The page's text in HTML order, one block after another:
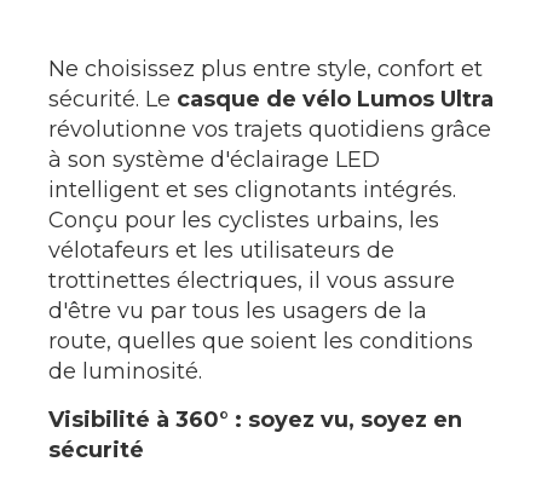
Ne choisissez plus entre style, confort et
sécurité. Le casque de vélo Lumos Ultra
révolutionne vos trajets quotidiens grâce
à son système d'éclairage LED
intelligent et ses clignotants intégrés.
Conçu pour les cyclistes urbains, les
vélotafeurs et les utilisateurs de
trottinettes électriques, il vous assure
d'être vu par tous les usagers de la
route, quelles que soient les conditions
de luminosité.
Visibilité à 360° : soyez vu, soyez en
sécurité